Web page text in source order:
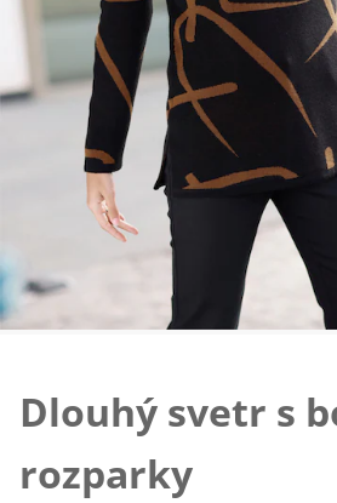
Dlouhý svetr s
rozparky